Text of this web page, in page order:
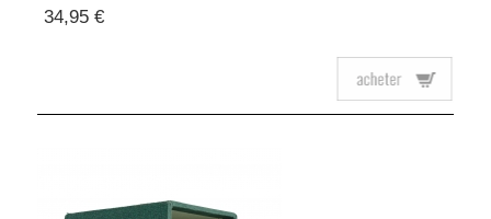
34,95 €